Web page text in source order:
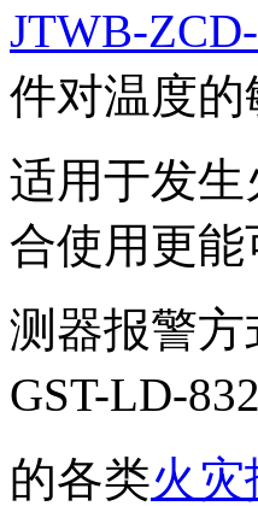
JTWB-
件对温度
适用于发
合使用更
测器报警方
GST-LD-
的各类火